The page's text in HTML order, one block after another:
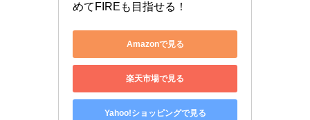
めてFIREも目指せる！
Amazonで見る
楽天市場で見る
Yahoo!ショッピングで見る